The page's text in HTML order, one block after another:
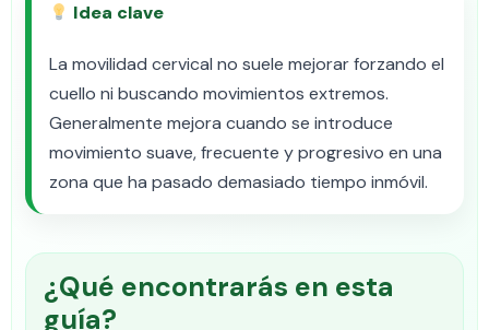
Idea clave
La movilidad cervical no suele mejorar forzando el
cuello ni buscando movimientos extremos.
Generalmente mejora cuando se introduce
movimiento suave, frecuente y progresivo en una
zona que ha pasado demasiado tiempo inmóvil.
¿Qué encontrarás en esta
guía?